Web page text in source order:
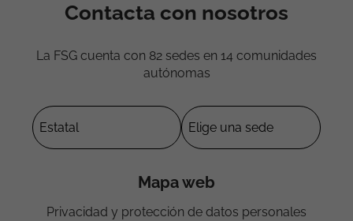
Contacta con nosotros
La FSG cuenta con 82 sedes en 14 comunidades
autónomas
Mapa web
Privacidad y protección de datos personales